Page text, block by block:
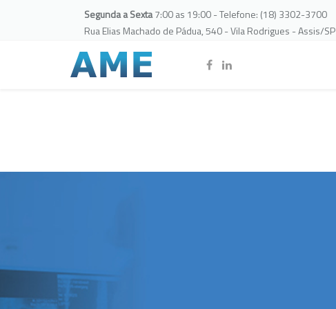
Segunda a Sexta7:00 as 19:00 - Telefone: (18) 3302-3700
Rua Elias Machado de Pádua, 540 - Vila Rodrigues - Assis/SP